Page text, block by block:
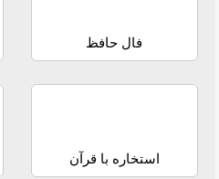
فال حافظ
استخاره با قرآن